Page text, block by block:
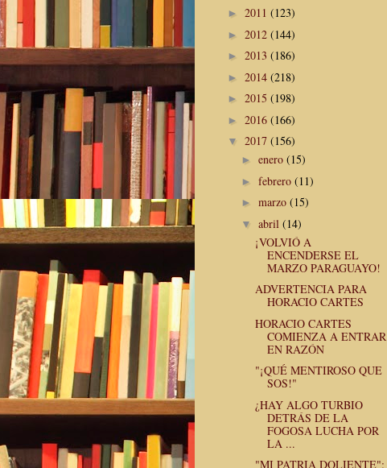
► 2011 (123)
► 2012 (144)
► 2013 (186)
► 2014 (218)
► 2015 (198)
► 2016 (166)
▼ 2017 (156)
► enero (15)
► febrero (11)
► marzo (15)
▼ abril (14)
¡VOLVIÓ A
ENCENDERSE EL
MARZO PARAGUAYO!
ADVERTENCIA PARA
HORACIO CARTES
HORACIO CARTES
COMIENZA A ENTRAR
EN RAZÓN
"¡QUÉ MENTIROSO QUE
SOS!"
¿HAY ALGO TURBIO
DETRÁS DE LA
FOGOSA LUCHA POR
LA ...
"MI PATRIA DOLIENTE":